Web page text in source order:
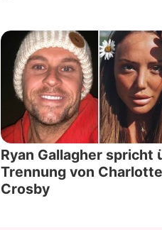
Ryan Gallagher spricht
Trennung von Charlotte
Crosby